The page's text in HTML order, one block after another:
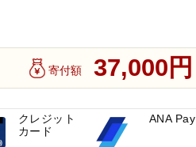
寄付額 37,000円
クレジット
カード
ANA Pay